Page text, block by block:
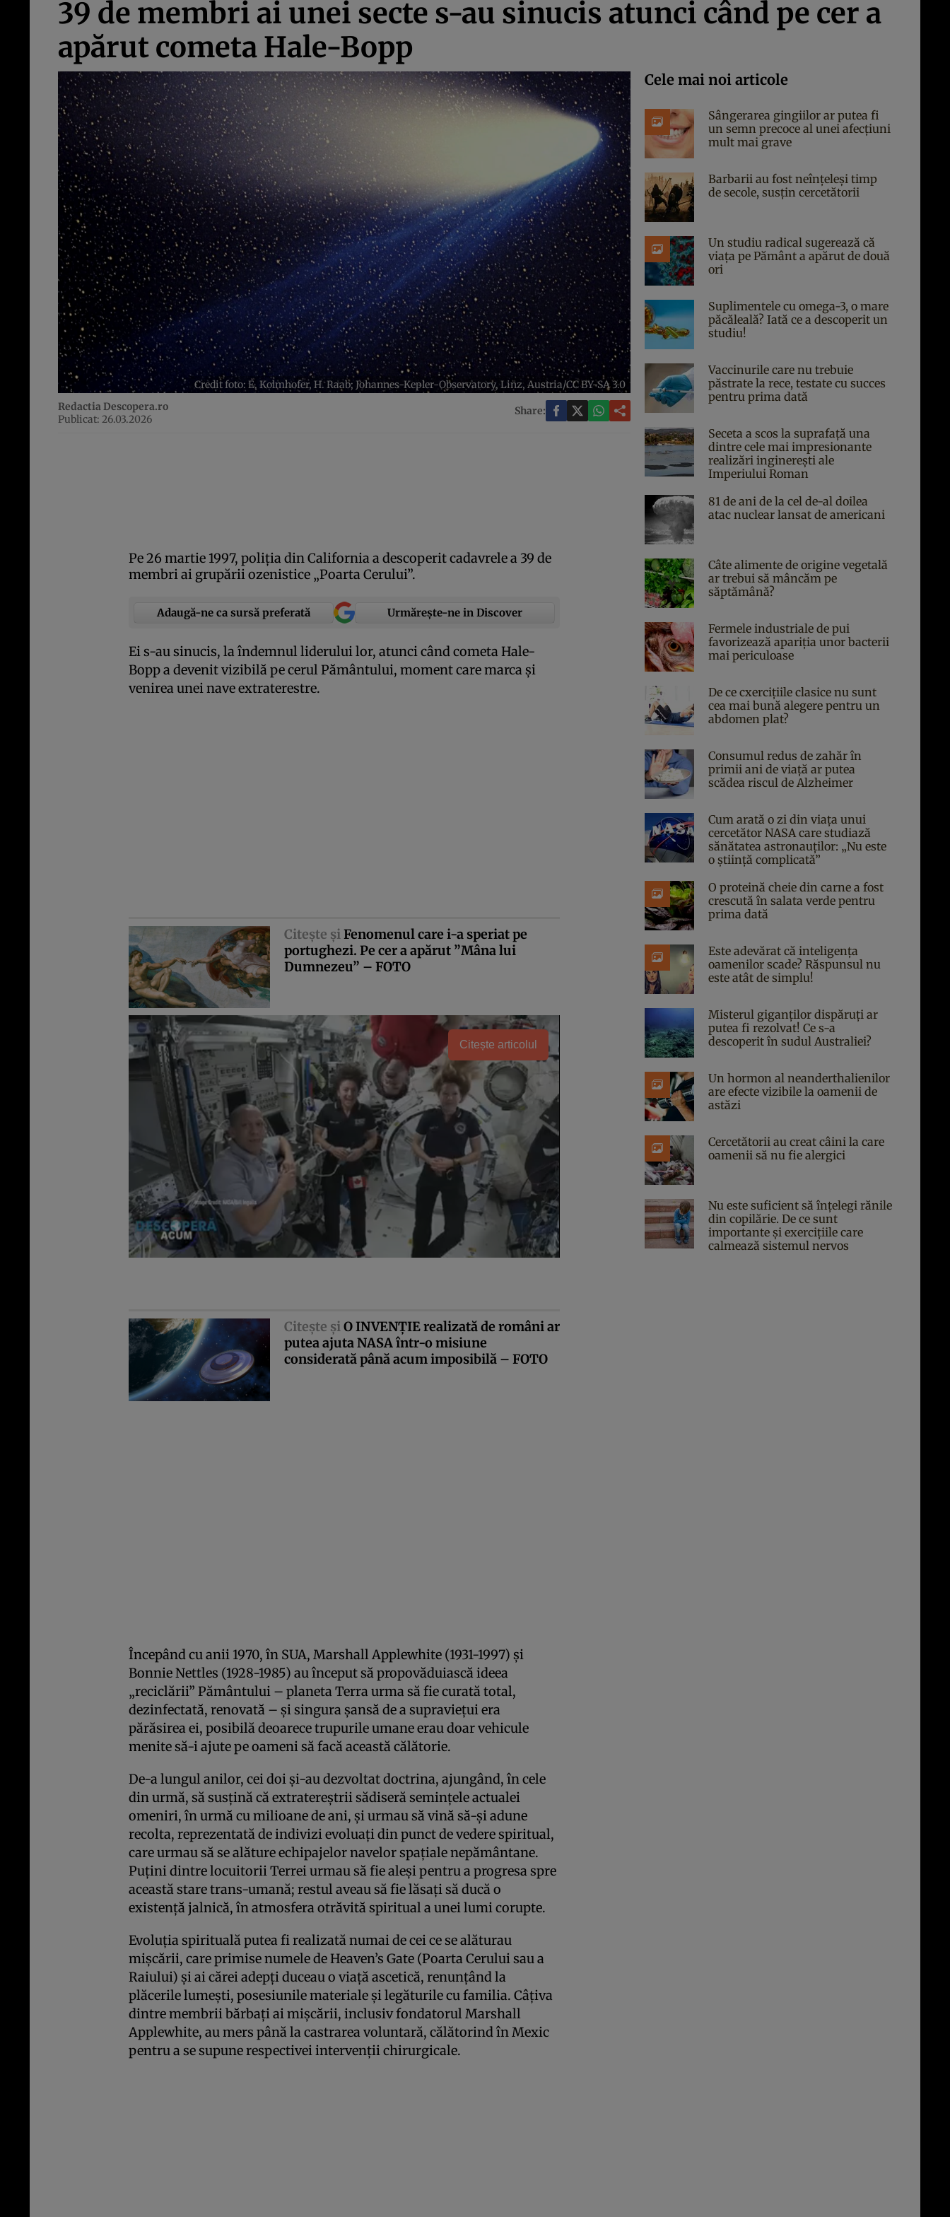
39 de membri ai unei secte s-au sinucis atunci când pe cer a
apărut cometa Hale-Bopp
Credit foto: E. Kolmhofer, H. Raab; Johannes-Kepler-Observatory, Linz, Austria/CC BY-SA 3.0
Redactia Descopera.ro
Publicat: 26.03.2026
Share:
Pe 26 martie 1997, poliţia din California a descoperit cadavrele a 39 de
membri ai grupării ozenistice „Poarta Cerului”.
Adaugă-ne ca sursă preferată Urmărește-ne in Discover
Ei s-au sinucis, la îndemnul liderului lor, atunci când cometa Hale-
Bopp a devenit vizibilă pe cerul Pământului, moment care marca şi
venirea unei nave extraterestre.
Citeşte şiFenomenul care i-a speriat pe
portughezi. Pe cer a apărut ”Mâna lui
Dumnezeu” – FOTO
Citește articolul
Citeşte şiO INVENŢIE realizată de români ar
putea ajuta NASA într-o misiune
considerată până acum imposibilă – FOTO
Începând cu anii 1970, în SUA, Marshall Applewhite (1931-1997) şi
Bonnie Nettles (1928-1985) au început să propovăduiască ideea
„reciclării” Pământului – planeta Terra urma să fie curată total,
dezinfectată, renovată – şi singura şansă de a supravieţui era
părăsirea ei, posibilă deoarece trupurile umane erau doar vehicule
menite să-i ajute pe oameni să facă această călătorie.
De-a lungul anilor, cei doi şi-au dezvoltat doctrina, ajungând, în cele
din urmă, să susţină că extratereştrii sădiseră seminţele actualei
omeniri, în urmă cu milioane de ani, şi urmau să vină să-şi adune
recolta, reprezentată de indivizi evoluaţi din punct de vedere spiritual,
care urmau să se alăture echipajelor navelor spaţiale nepământane.
Puţini dintre locuitorii Terrei urmau să fie aleşi pentru a progresa spre
această stare trans-umană; restul aveau să fie lăsaţi să ducă o
existenţă jalnică, în atmosfera otrăvită spiritual a unei lumi corupte.
Evoluţia spirituală putea fi realizată numai de cei ce se alăturau
mişcării, care primise numele de Heaven’s Gate (Poarta Cerului sau a
Raiului) şi ai cărei adepţi duceau o viaţă ascetică, renunţând la
plăcerile lumeşti, posesiunile materiale şi legăturile cu familia. Câţiva
dintre membrii bărbaţi ai mişcării, inclusiv fondatorul Marshall
Applewhite, au mers până la castrarea voluntară, călătorind în Mexic
pentru a se supune respectivei intervenţii chirurgicale.
Cele mai noi articole
Sângerarea gingiilor ar putea fi
un semn precoce al unei afecțiuni
mult mai grave
Barbarii au fost neînțeleși timp
de secole, susțin cercetătorii
Un studiu radical sugerează că
viața pe Pământ a apărut de două
ori
Suplimentele cu omega-3, o mare
păcăleală? Iată ce a descoperit un
studiu!
Vaccinurile care nu trebuie
păstrate la rece, testate cu succes
pentru prima dată
Seceta a scos la suprafață una
dintre cele mai impresionante
realizări inginerești ale
Imperiului Roman
81 de ani de la cel de-al doilea
atac nuclear lansat de americani
Câte alimente de origine vegetală
ar trebui să mâncăm pe
săptămână?
Fermele industriale de pui
favorizează apariția unor bacterii
mai periculoase
De ce cxercițiile clasice nu sunt
cea mai bună alegere pentru un
abdomen plat?
Consumul redus de zahăr în
primii ani de viață ar putea
scădea riscul de Alzheimer
Cum arată o zi din viața unui
cercetător NASA care studiază
sănătatea astronauților: „Nu este
o știință complicată”
O proteină cheie din carne a fost
crescută în salata verde pentru
prima dată
Este adevărat că inteligența
oamenilor scade? Răspunsul nu
este atât de simplu!
Misterul giganților dispăruți ar
putea fi rezolvat! Ce s-a
descoperit în sudul Australiei?
Un hormon al neanderthalienilor
are efecte vizibile la oamenii de
astăzi
Cercetătorii au creat câini la care
oamenii să nu fie alergici
Nu este suficient să înțelegi rănile
din copilărie. De ce sunt
importante și exercițiile care
calmează sistemul nervos